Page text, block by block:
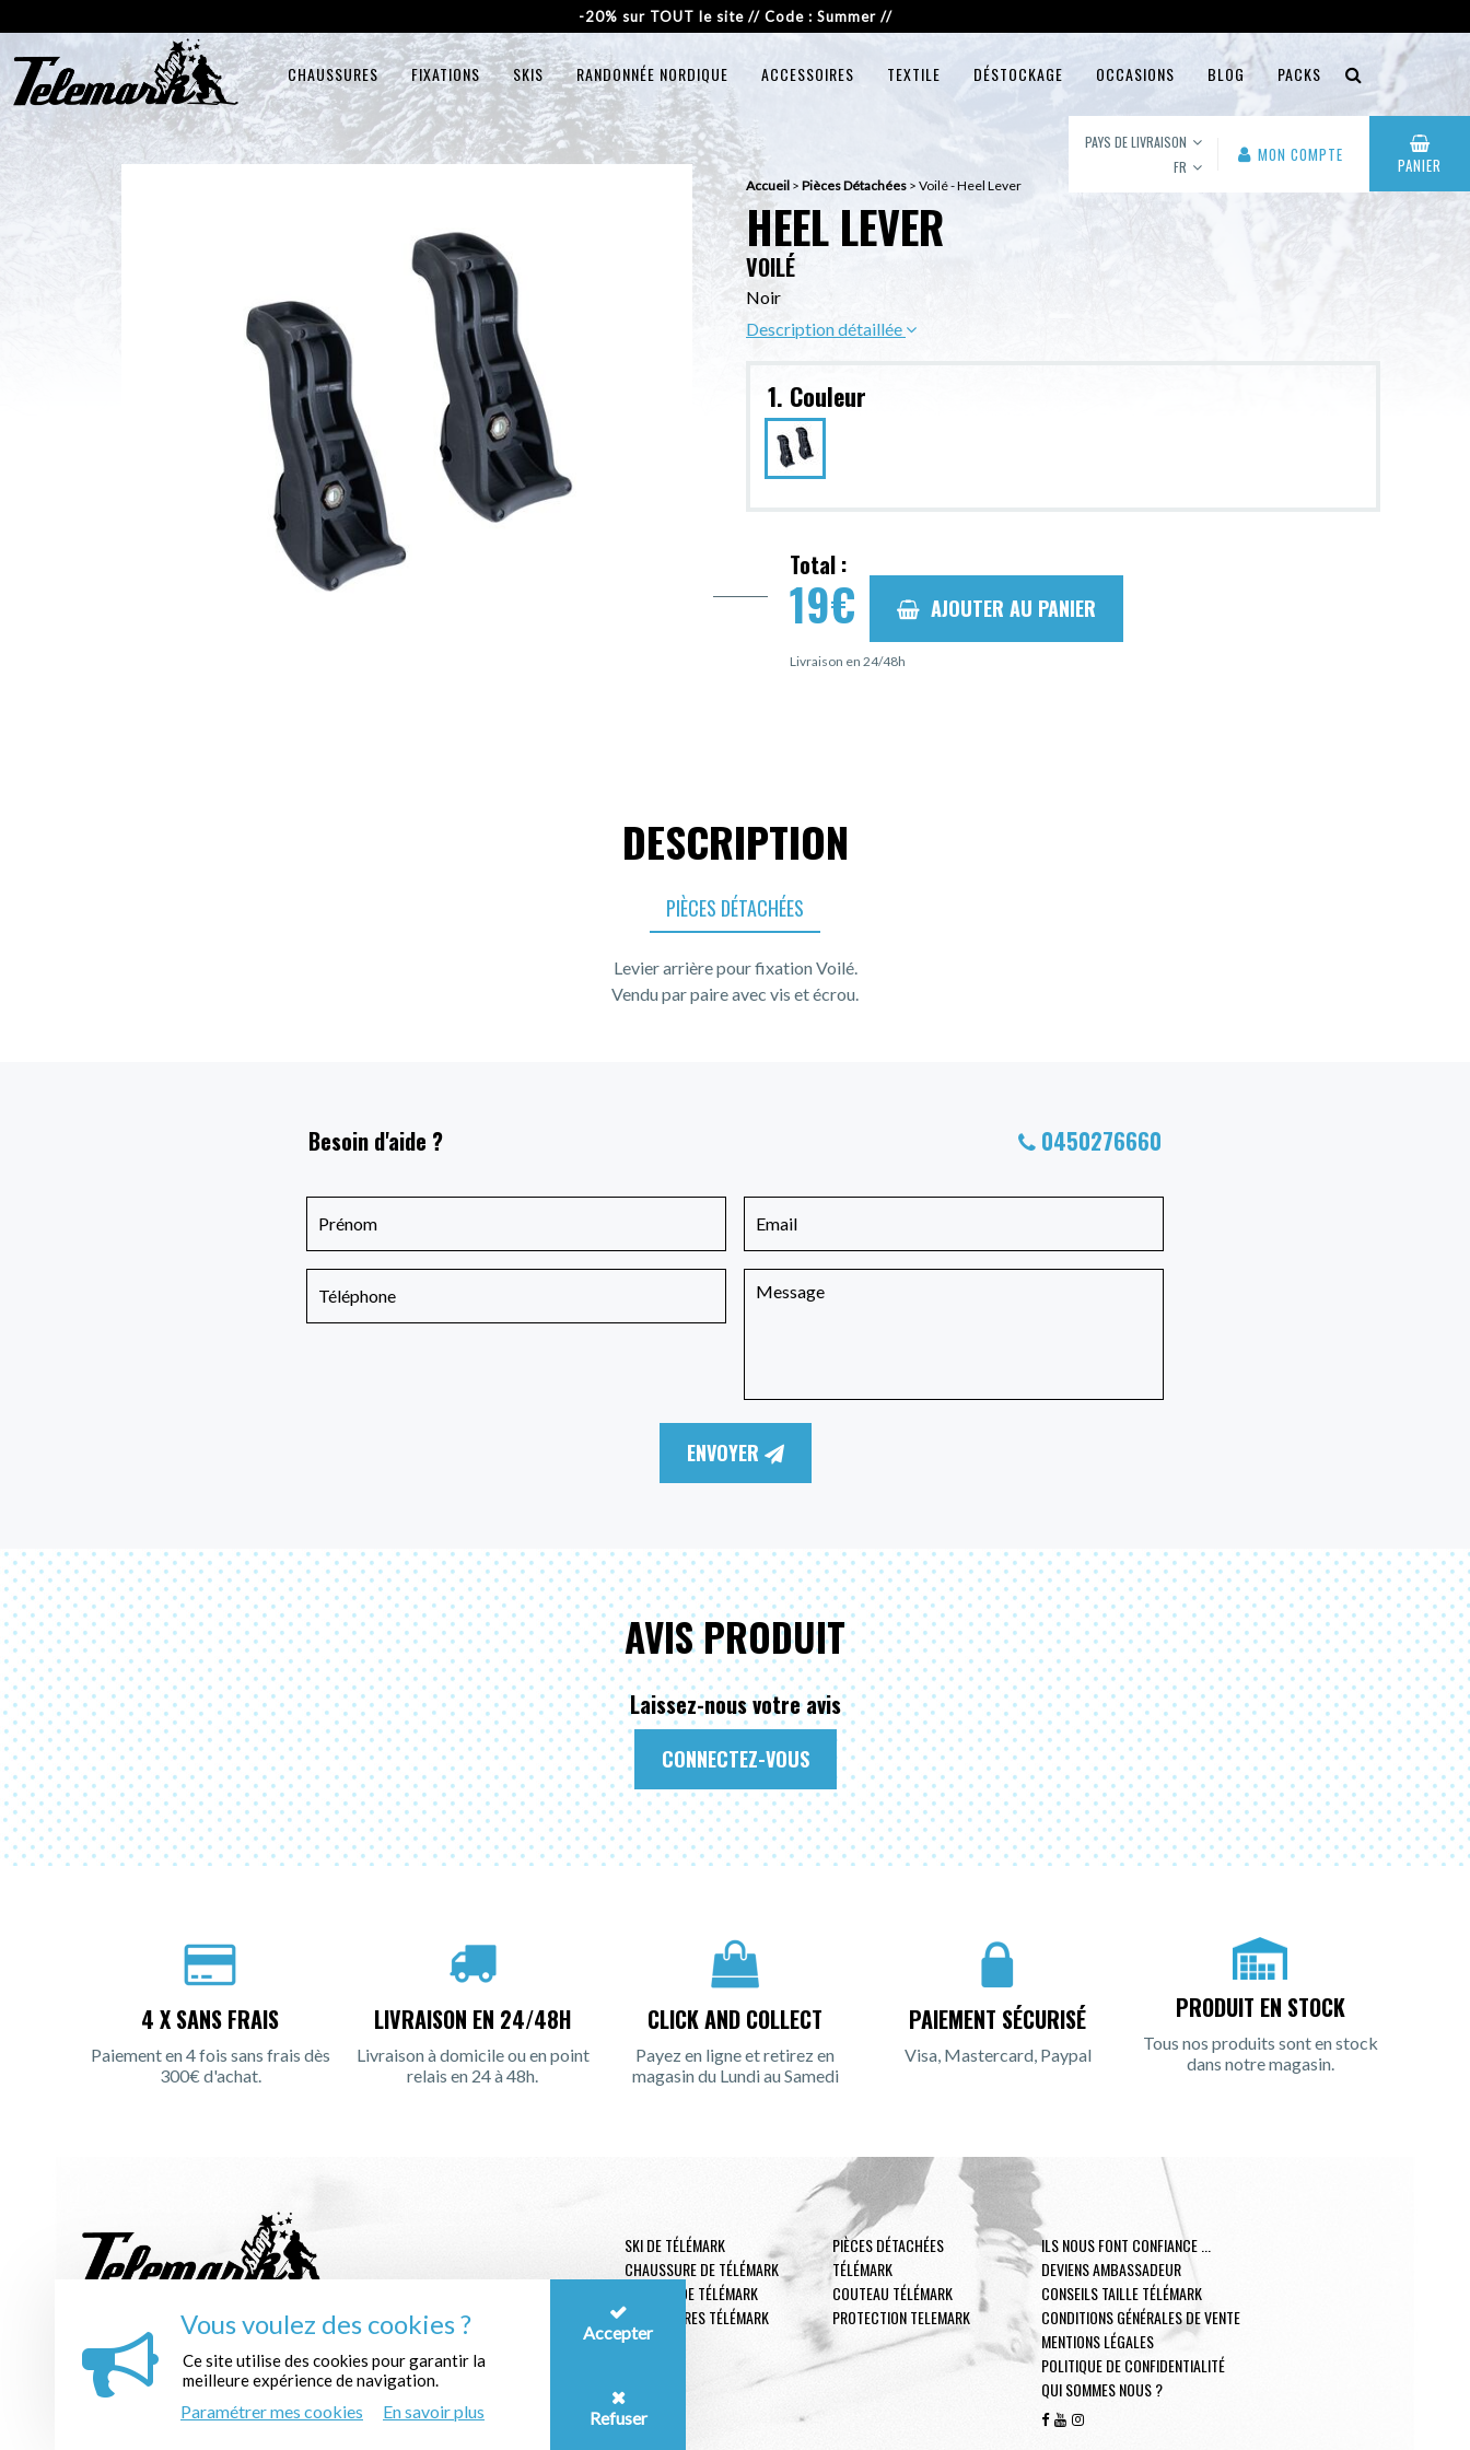
-20% sur TOUT le site // Code : Summer //
CHAUSSURES FIXATIONS SKIS RANDONNÉE NORDIQUE ACCESSOIRES TEXTILE DÉSTOCKAGE OCCASIONS BLOG PACKS
PAYS DE LIVRAISON
FR
MON COMPTE PANIER
Accueil > Pièces Détachées > Voilé - Heel Lever
HEEL LEVER
VOILÉ
Noir
Description détaillée
1. Couleur
Total :
19€ AJOUTER AU PANIER
Livraison en 24/48h
DESCRIPTION
PIÈCES DÉTACHÉES
Levier arrière pour fixation Voilé.
Vendu par paire avec vis et écrou.
Besoin d'aide ? 0450276660
ENVOYER
AVIS PRODUIT
Laissez-nous votre avis
CONNECTEZ-VOUS
4 X SANS FRAIS
Paiement en 4 fois sans frais dès
300€ d'achat.
LIVRAISON EN 24/48H
Livraison à domicile ou en point
relais en 24 à 48h.
CLICK AND COLLECT
Payez en ligne et retirez en
magasin du Lundi au Samedi
PAIEMENT SÉCURISÉ
Visa, Mastercard, Paypal
PRODUIT EN STOCK
Tous nos produits sont en stock
dans notre magasin.
INSCRIPTION À LA NEWSLETTER :
SKI DE TÉLÉMARK
CHAUSSURE DE TÉLÉMARK
FIXATION DE TÉLÉMARK
ACCESSOIRES TÉLÉMARK
PIÈCES DÉTACHÉES
TÉLÉMARK
COUTEAU TÉLÉMARK
PROTECTION TELEMARK
ILS NOUS FONT CONFIANCE ...
DEVIENS AMBASSADEUR
CONSEILS TAILLE TÉLÉMARK
CONDITIONS GÉNÉRALES DE VENTE
MENTIONS LÉGALES
POLITIQUE DE CONFIDENTIALITÉ
QUI SOMMES NOUS ?
Vous voulez des cookies ?
Ce site utilise des cookies pour garantir la
meilleure expérience de navigation.
Paramétrer mes cookies En savoir plus
Accepter
Refuser